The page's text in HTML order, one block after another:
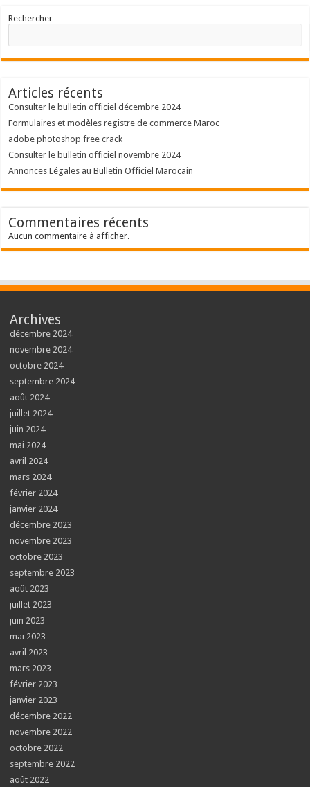
Rechercher
Articles récents
Consulter le bulletin officiel décembre 2024
Formulaires et modèles registre de commerce Maroc
adobe photoshop free crack
Consulter le bulletin officiel novembre 2024
Annonces Légales au Bulletin Officiel Marocain
Commentaires récents
Aucun commentaire à afficher.
Archives
décembre 2024
novembre 2024
octobre 2024
septembre 2024
août 2024
juillet 2024
juin 2024
mai 2024
avril 2024
mars 2024
février 2024
janvier 2024
décembre 2023
novembre 2023
octobre 2023
septembre 2023
août 2023
juillet 2023
juin 2023
mai 2023
avril 2023
mars 2023
février 2023
janvier 2023
décembre 2022
novembre 2022
octobre 2022
septembre 2022
août 2022